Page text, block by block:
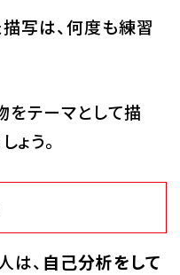
写は、何度も練習
をテーマとして描
ょう。
は、 自己分析をして